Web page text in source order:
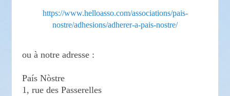
https://www.helloasso.com/associations/pais-
nostre/adhesions/adherer-a-pais-nostre/
ou à notre adresse :
País Nòstre
1, rue des Passerelles